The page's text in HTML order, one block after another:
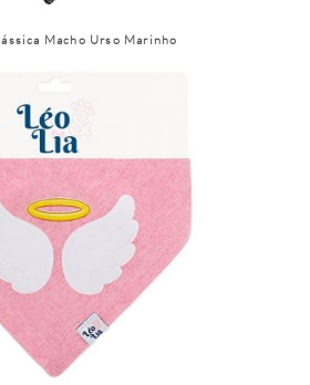
Macho Urso Marinho